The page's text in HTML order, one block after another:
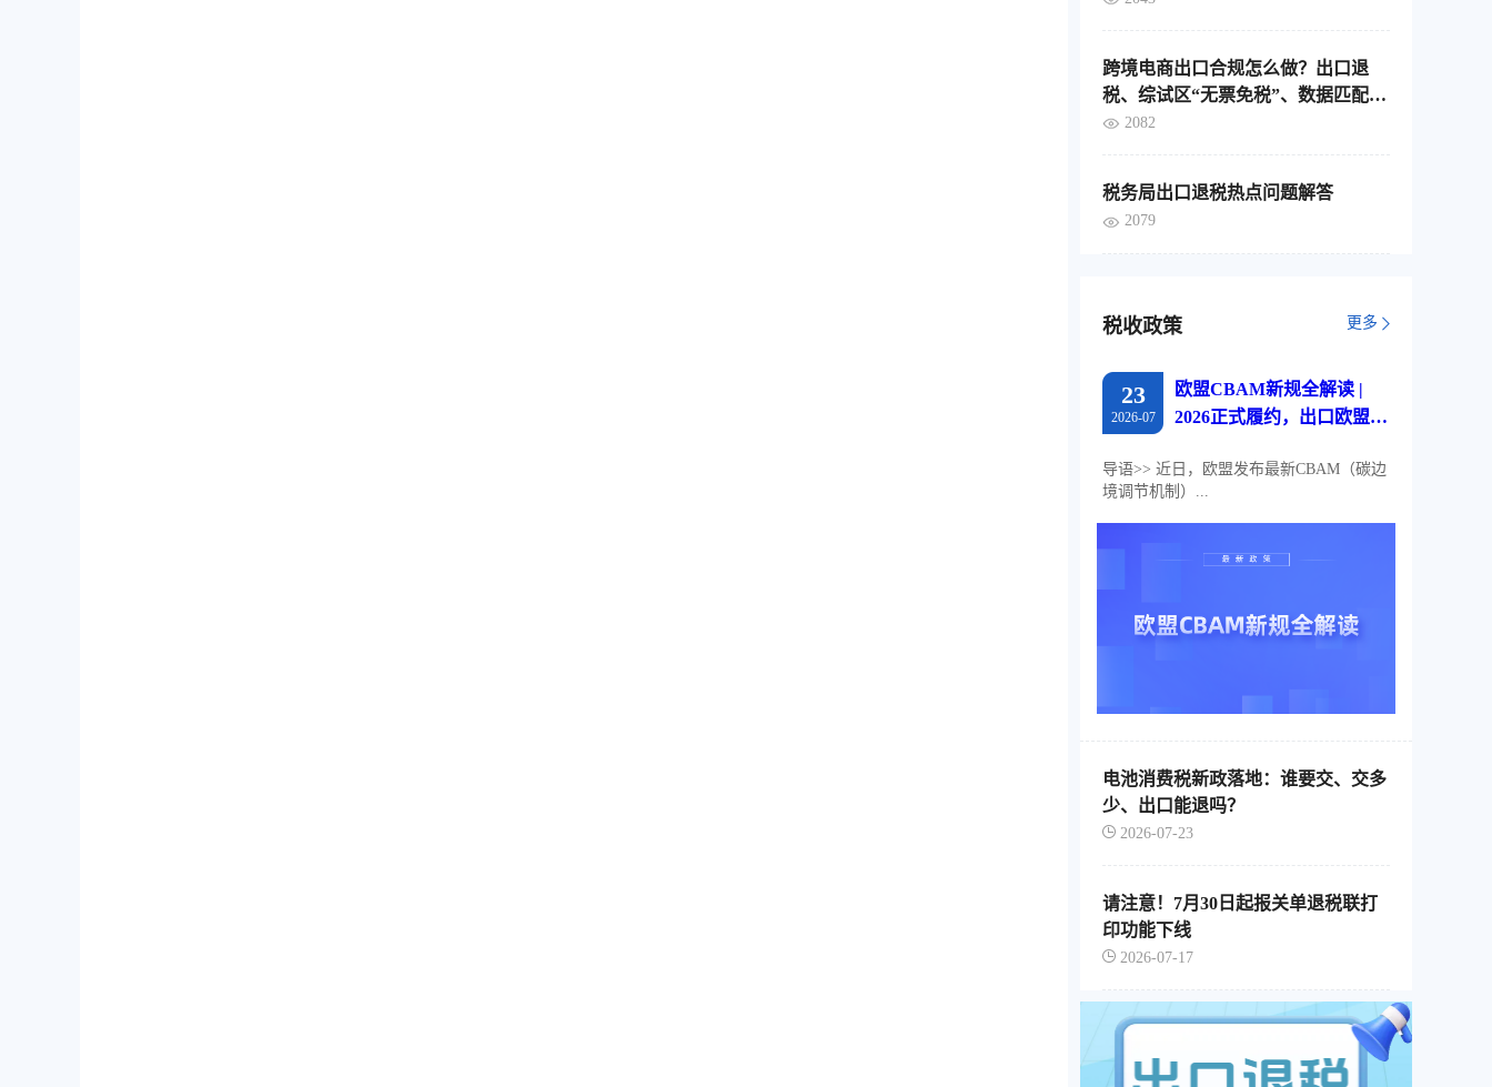
跨境电商出口合规怎么做？出口退
税、综试区“无票免税”、数据匹配，
这4个要点要分清
2082
税务局出口退税热点问题解答
2079
税收政策 更多
23
2026-07
欧盟CBAM新规全解读 |
2026正式履约，出口欧盟企
导语>> 近日，欧盟发布最新CBAM（碳边
境调节机制）...
电池消费税新政落地：谁要交、交多
少、出口能退吗？
2026-07-23
请注意！7月30日起报关单退税联打
印功能下线
2026-07-17